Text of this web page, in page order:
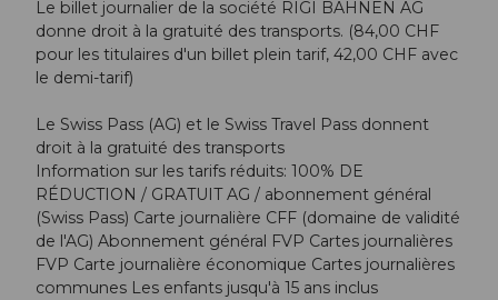
Le billet journalier de la société RIGI BAHNEN AG
donne droit à la gratuité des transports. (84,00 CHF
pour les titulaires d'un billet plein tarif, 42,00 CHF avec
le demi-tarif)
Le Swiss Pass (AG) et le Swiss Travel Pass donnent
droit à la gratuité des transports
Information sur les tarifs réduits: 100% DE
RÉDUCTION / GRATUIT AG / abonnement général
(Swiss Pass) Carte journalière CFF (domaine de validité
de l'AG) Abonnement général FVP Cartes journalières
FVP Carte journalière économique Cartes journalières
communes Les enfants jusqu'à 15 ans inclus